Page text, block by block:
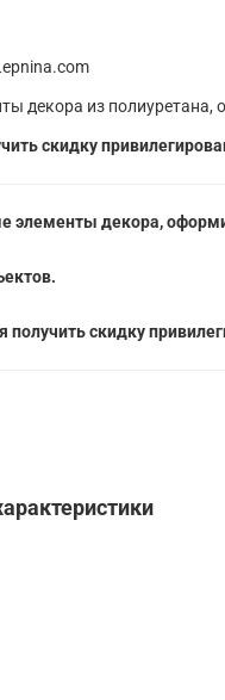
декора из полиуретана,
скидку
декора,
скидку